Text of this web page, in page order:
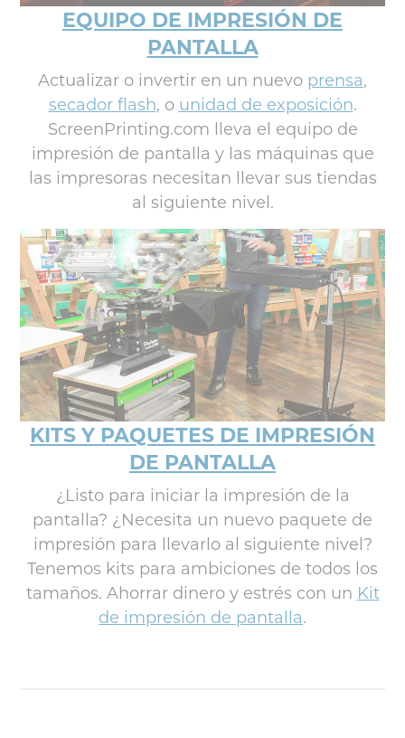
EQUIPO DE IMPRESIÓN DE
PANTALLA
Actualizar o invertir en un nuevo prensa,
secador flash, o unidad de exposición.
ScreenPrinting.com lleva el equipo de
impresión de pantalla y las máquinas que
las impresoras necesitan llevar sus tiendas
al siguiente nivel.
KITS Y PAQUETES DE IMPRESIÓN
DE PANTALLA
¿Listo para iniciar la impresión de la
pantalla? ¿Necesita un nuevo paquete de
impresión para llevarlo al siguiente nivel?
Tenemos kits para ambiciones de todos los
tamaños. Ahorrar dinero y estrés con un Kit
de impresión de pantalla.